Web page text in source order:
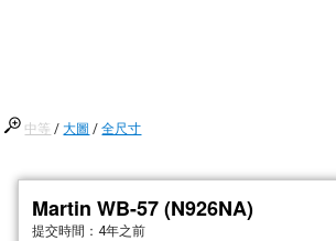
中等 /大圖 /全尺寸
Martin WB-57 (N926NA)
提交時間： 4年之前